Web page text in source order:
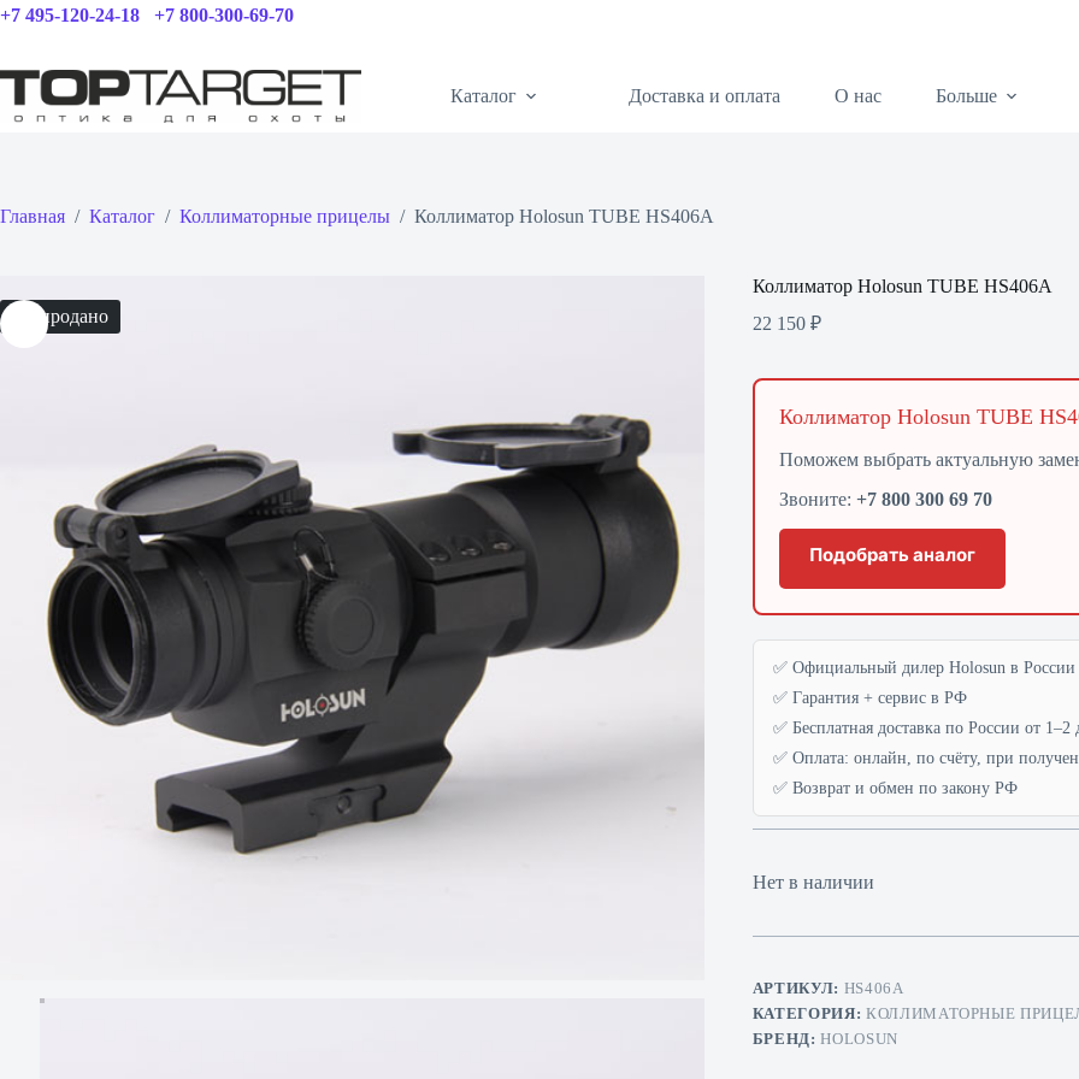
Перейти
+7 495-120-24-18 +7 800-300-69-70
Каталог Доставка и оплата О нас Больше
Главная / Каталог / Коллиматорные прицелы / Коллиматор Holosun TUBE HS406A
Распродано
Коллиматор Holosun TUBE HS406A
22 150 ₽
Коллиматор Holosun TUBE
Поможем выбрать актуальную
Звоните: +7 800 300 69 70
Подобрать аналог
✅ Официальный дилер Holosun в России
✅ Гарантия + сервис в РФ
✅ Бесплатная доставка по России от 1–2
✅ Оплата: онлайн, по счёту, при
✅ Возврат и обмен по закону РФ
Нет в наличии
АРТИКУЛ: HS406A
КАТЕГОРИЯ: КОЛЛИМАТОРНЫЕ
БРЕНД:HOLOSUN